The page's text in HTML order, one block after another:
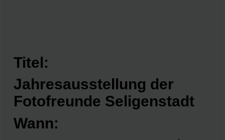
Titel:
Jahresausstellung der
Fotofreunde Seligenstadt
Wann: